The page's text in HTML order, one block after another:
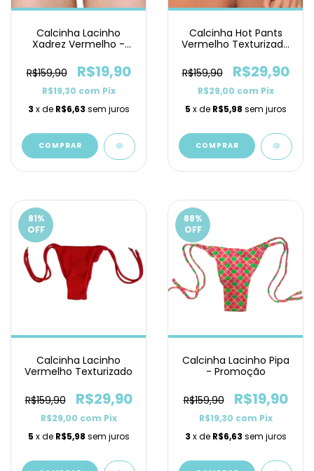
Calcinha Lacinho
Xadrez Vermelho -
R$159,90
R$19,90
R$19,30 com Pix
3 x de R$6,63 sem juros
COMPRAR
Calcinha Hot Pants
Vermelho Texturizado
R$159,90
R$29,90
R$29,00 com Pix
5 x de R$5,98 sem juros
COMPRAR
81%
OFF
Calcinha Lacinho
Vermelho Texturizado
R$159,90 R$29,90
R$29,00 com Pix
5 x de R$5,98 sem juros
88%
OFF
Calcinha Lacinho Pipa
- Promoção
R$159,90 R$19,90
R$19,30 com Pix
3 x de R$6,63 sem juros